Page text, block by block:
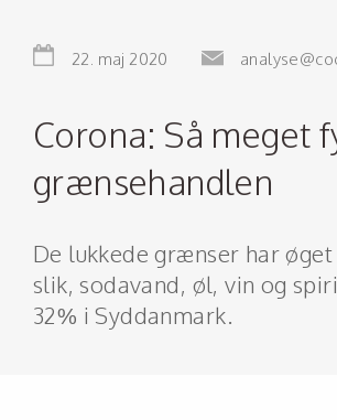
22. maj 2020
Corona: Så meget
grænsehandlen
De lukkede grænser har
slik, sodavand, øl, vin og
32% i Syddanmark.